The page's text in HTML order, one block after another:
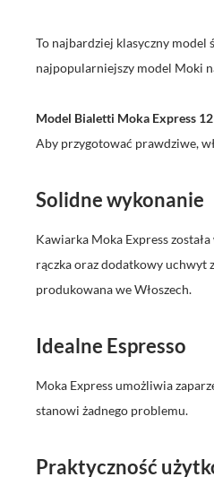
To najbardziej klasyczny model
najpopularniejszy model Moki
Model Bialetti Moka Express
Aby przygotować prawdziwe,
Solidne wykonanie
Kawiarka Moka Express
rączka oraz dodatkowy uchwyt
produkowana we Włoszech.
Idealne Espresso
Moka Express umożliwia
stanowi żadnego problemu.
Praktyczność